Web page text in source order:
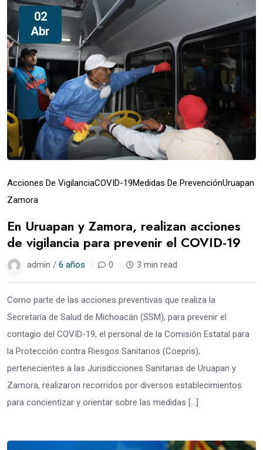
02
Abr
Acciones De VigilanciaCOVID-19Medidas De PrevenciónUruapan
Zamora
En Uruapan y Zamora, realizan acciones
de vigilancia para prevenir el COVID-19
admin / 6 años 0 3 min read
Como parte de las acciones preventivas que realiza la
Secretaría de Salud de Michoacán (SSM), para prevenir el
contagio del COVID-19, el personal de la Comisión Estatal para
la Protección contra Riesgos Sanitarios (Coepris),
pertenecientes a las Jurisdicciones Sanitarias de Uruapan y
Zamora, realizaron recorridos por diversos establecimientos
para concientizar y orientar sobre las medidas […]